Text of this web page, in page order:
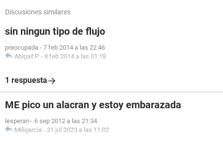
Discusiones similares
sin ningun tipo de flujo
preocupada - 7 feb 2014 a las 22:46
Abigail P. - 8 feb 2014 a las 01:18
1 respuesta
ME pico un alacran y estoy embarazada
lesperan - 6 sep 2012 a las 21:34
Miligarcia - 31 jul 2023 a las 11:02